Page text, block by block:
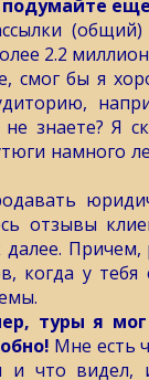
подумайте
(общий)
2.2
смог бы я
знаете? Я
намного
отзывы
далее. Причем,
когда у тебя
туры я
Мне есть
и что видел,